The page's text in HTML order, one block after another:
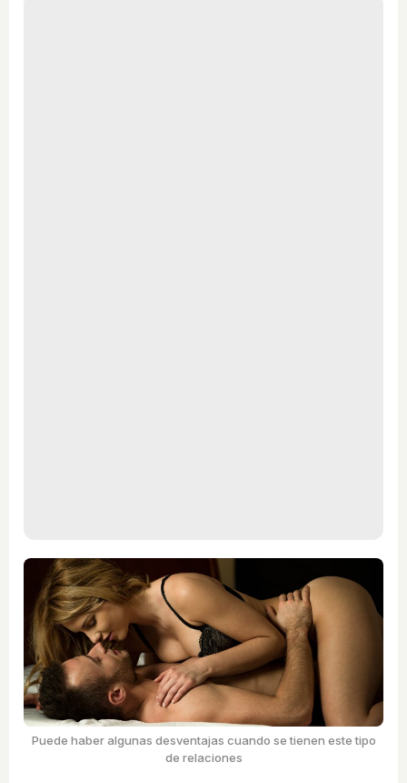
Puede haber algunas desventajas cuando se tienen este tipo
de relaciones